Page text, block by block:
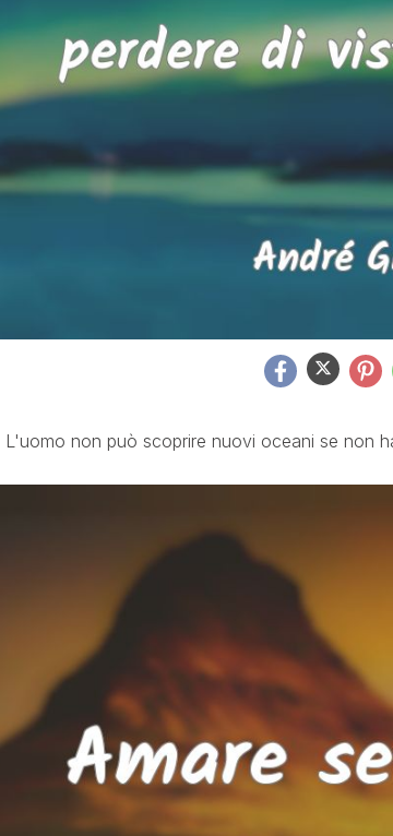
L'uomo non può scoprire nuovi oceani se non